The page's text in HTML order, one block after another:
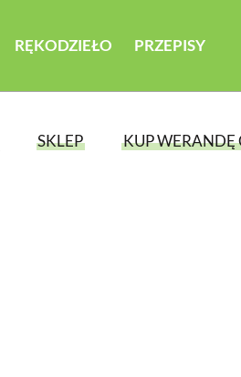
RĘKODZIEŁO PRZEPISY
SKLEP KUP WERANDĘ